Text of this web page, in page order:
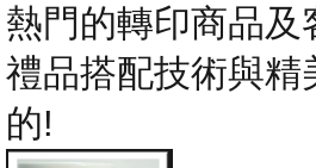
熱門的轉印商品及
禮品搭配技術與
的!